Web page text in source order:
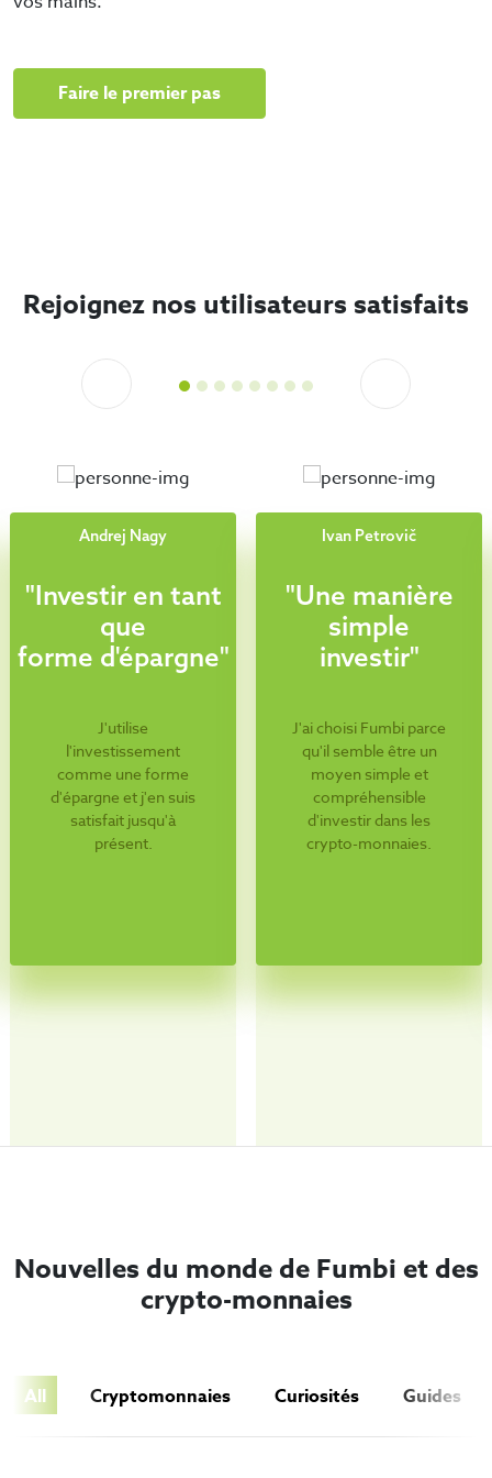
Faire le premier pas
Rejoignez nos utilisateurs satisfaits
Andrej Nagy
"Investir en tant
que
forme d'épargne"
J'utilise
l'investissement
comme une forme
d'épargne et j'en suis
satisfait jusqu'à
présent.
Ivan Petrovič
"Une manière
simple
investir"
J'ai choisi Fumbi parce
qu'il semble être un
moyen simple et
compréhensible
d'investir dans les
crypto-monnaies.
Previous
Nouvelles du monde de Fumbi et des
crypto-monnaies
All Cryptomonnaies Curiosités Guides